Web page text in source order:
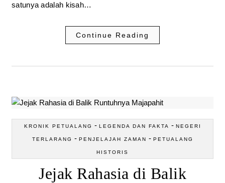
satunya adalah kisah…
Continue Reading
KRONIK PETUALANG - LEGENDA DAN FAKTA - NEGERI
TERLARANG - PENJELAJAH ZAMAN - PETUALANG
HISTORIS
Jejak Rahasia di Balik